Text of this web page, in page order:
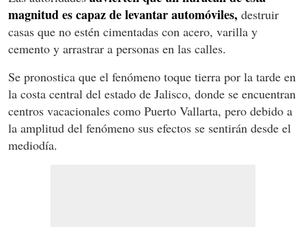
magnitud es capaz de levantar automóviles, destruir
casas que no estén cimentadas con acero, varilla y
cemento y arrastrar a personas en las calles.
Se pronostica que el fenómeno toque tierra por la tarde en
la costa central del estado de Jalisco, donde se encuentran
centros vacacionales como Puerto Vallarta, pero debido a
la amplitud del fenómeno sus efectos se sentirán desde el
mediodía.